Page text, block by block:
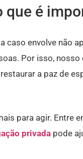
que é
caso envolve não
Por isso,
a paz de
para agir. Entre
privada pode